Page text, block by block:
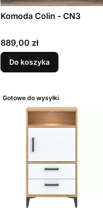
Komoda Colin - CN3
Cena
889,00 zł
Do koszyka
Gotowe do wysyłki